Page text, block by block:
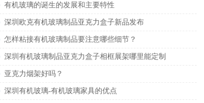
有机玻璃的诞生的发展和主要特性
深圳欧克有机玻璃制品亚克力盒子新品发布
怎样粘接有机玻璃制品要注意哪些细节？
深圳有机玻璃制品亚克力盒子相框展架哪里能定制
亚克力烟架好吗？
深圳有机玻璃-有机玻璃家具的优点